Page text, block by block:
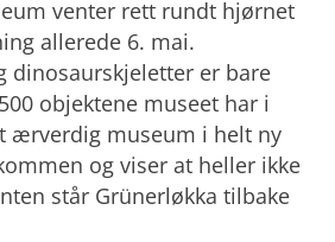
venter rett rundt hjørnet
allerede 6. mai.
dinosaurskjeletter er bare
objektene museet har i
ærverdig museum i helt ny
og viser at heller ikke
står Grünerløkka tilbake